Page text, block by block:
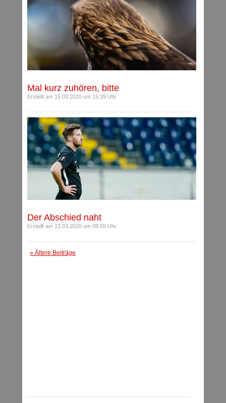
Mal kurz zuhören, bitte
Erstellt am 15.03.2020 um 15:39 Uhr
Der Abschied naht
Erstellt am 13.03.2020 um 08:55 Uhr
« Ältere Beiträge